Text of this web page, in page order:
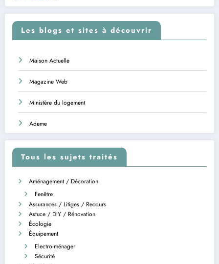
Les blogs et sites à découvrir
Maison Actuelle
Magazine Web
Ministère du logement
Ademe
Tous les sujets traités
Aménagement / Décoration
Fenêtre
Assurances / Litiges / Recours
Astuce / DIY / Rénovation
Écologie
Équipement
Electro-ménager
Sécurité